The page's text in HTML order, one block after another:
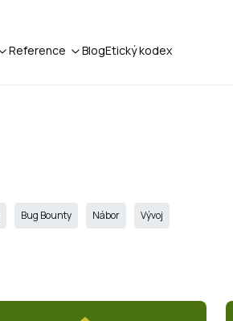
Reference BlogEtický kodex
Bug Bounty Nábor Vývoj